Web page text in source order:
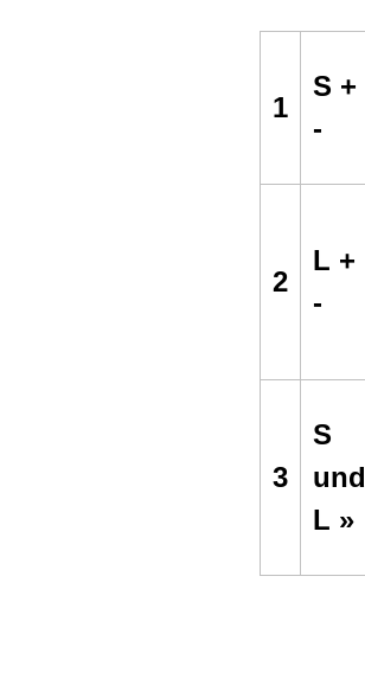
1
S +
-
2
L +
-
3
S
und
L »